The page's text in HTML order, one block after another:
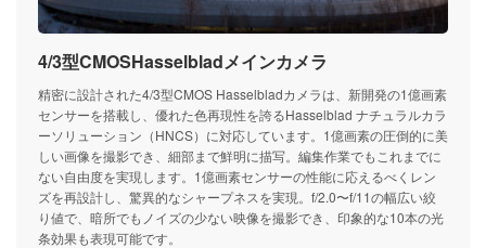
4/3型CMOSHasselbladメインカメラ
精密に設計された4/3型CMOS Hasselbladカメラは、新開発の1億画素
センサーを搭載し、優れた色再現性を誇るHasselblad ナチュラルカラ
ーソリューション（HNCS）に対応しています。1億画素の圧倒的に美
しい画像を撮影でき、細部まで鮮明に描写。編集作業でもこれまでに
ない自由度を実現します。1億画素センサーの性能に応えるべくレン
ズを再設計し、驚異的なシャープネスを実現。f/2.0〜f/11の幅広い絞
り値で、暗所でもノイズの少ない映像を撮影でき、印象的な10本の光
条効果も表現可能です。